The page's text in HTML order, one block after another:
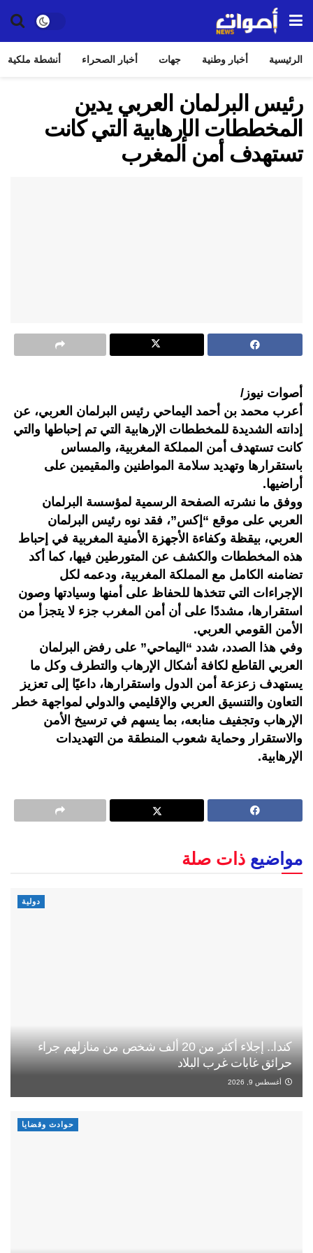
الرئيسية أخبار وطنية جهات أخبار الصحراء أنشطة ملكية
رئيس البرلمان العربي يدين
المخططات الإرهابية التي كانت
تستهدف أمن المغرب
أصوات نيوز/
أعرب محمد بن أحمد اليماحي رئيس البرلمان العربي، عن
إدانته الشديدة للمخططات الإرهابية التي تم إحباطها والتي
كانت تستهدف أمن المملكة المغربية، والمساس
باستقرارها وتهديد سلامة المواطنين والمقيمين على
أراضيها.
ووفق ما نشرته الصفحة الرسمية لمؤسسة البرلمان
العربي على موقع “إكس”، فقد نوه رئيس البرلمان
العربي، بيقظة وكفاءة الأجهزة الأمنية المغربية في إحباط
هذه المخططات والكشف عن المتورطين فيها، كما أكد
تضامنه الكامل مع المملكة المغربية، ودعمه لكل
الإجراءات التي تتخذها للحفاظ على أمنها وسيادتها وصون
استقرارها، مشددًا على أن أمن المغرب جزء لا يتجزأ من
الأمن القومي العربي.
وفي هذا الصدد، شدد “اليماحي” على رفض البرلمان
العربي القاطع لكافة أشكال الإرهاب والتطرف وكل ما
يستهدف زعزعة أمن الدول واستقرارها، داعيًا إلى تعزيز
التعاون والتنسيق العربي والإقليمي والدولي لمواجهة خطر
الإرهاب وتجفيف منابعه، بما يسهم في ترسيخ الأمن
والاستقرار وحماية شعوب المنطقة من التهديدات
الإرهابية.
مواضيع ذات صلة
دولية
كندا.. إجلاء أكثر من 20 ألف شخص من منازلهم جراء
حرائق غابات غرب البلاد
أغسطس 9, 2026
حوادث وقضايا